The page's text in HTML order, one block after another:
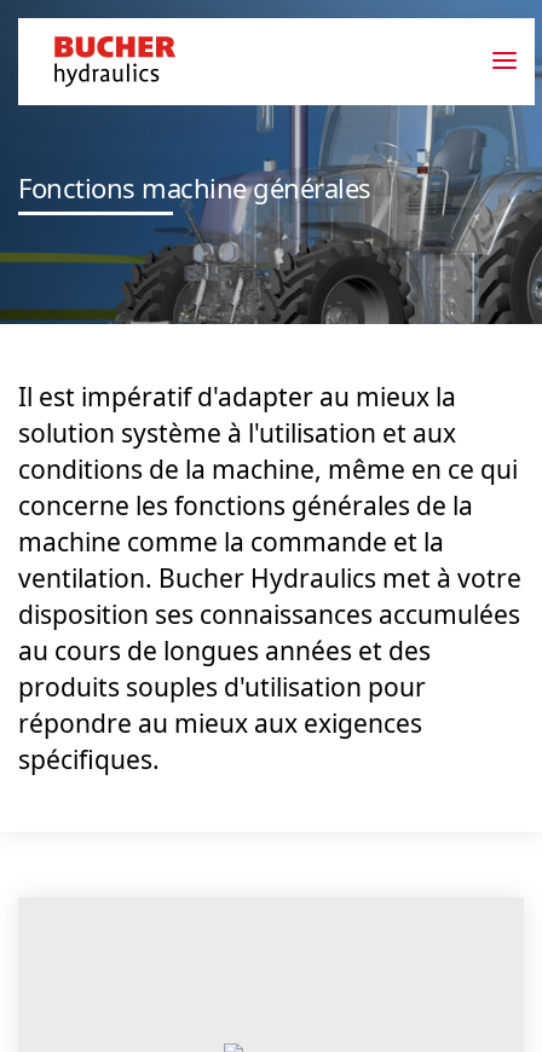
Fonctions machine générales
Il est impératif d'adapter au mieux la
solution système à l'utilisation et aux
conditions de la machine, même en ce qui
concerne les fonctions générales de la
machine comme la commande et la
ventilation. Bucher Hydraulics met à votre
disposition ses connaissances accumulées
au cours de longues années et des
produits souples d'utilisation pour
répondre au mieux aux exigences
spécifiques.